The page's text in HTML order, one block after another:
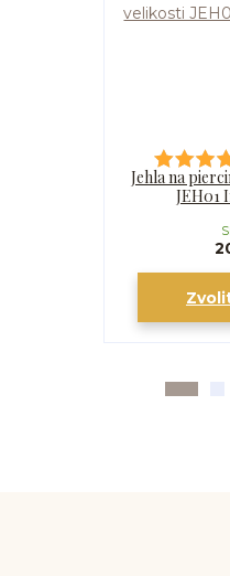
Jehla na
JEH01